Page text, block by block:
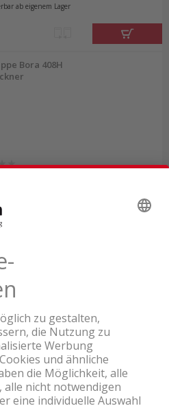
ab eigenem Lager
Bora 408H
der Coop Gruppe